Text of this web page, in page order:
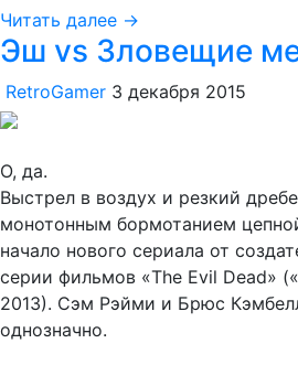
Читать далее →
Эш vs Зловещие
RetroGamer 3 декабря 2015
О, да.
Выстрел в воздух и резкий
монотонным бормотанием
начало нового сериала от
серии фильмов «The Evil Dead»
2013). Сэм Рэйми и Брюс
однозначно.